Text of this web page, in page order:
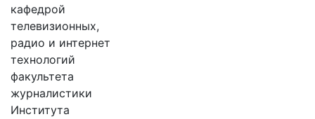
кафедрой
телевизионных,
радио и интернет
технологий
факультета
журналистики
Института